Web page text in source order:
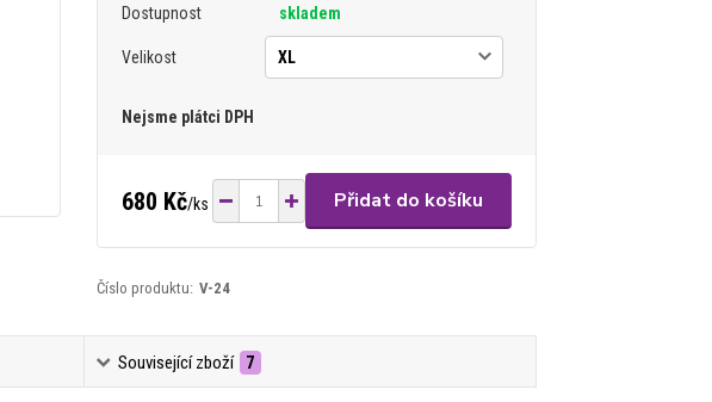
Dostupnost skladem
Velikost
Nejsme plátci DPH
680 Kč/ks Přidat do košíku
Číslo produktu: V-24
Související zboží 7